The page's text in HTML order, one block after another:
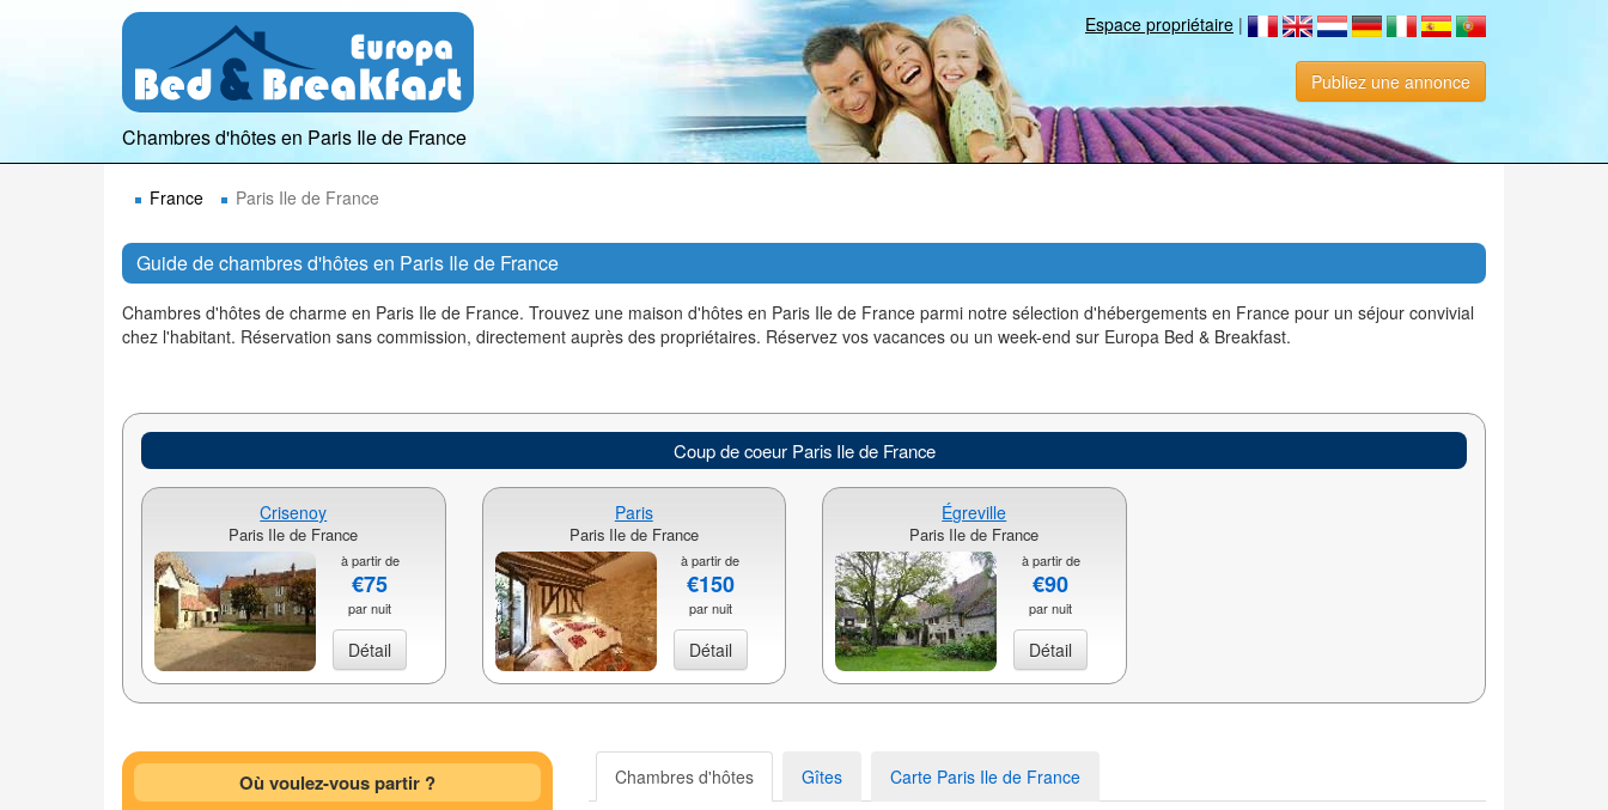
Espace propriétaire |
Publiez une annonce
Chambres d'hôtes en Paris Ile de France
France Paris Ile de France
Guide de chambres d'hôtes en Paris Ile de France
Chambres d'hôtes de charme en Paris Ile de France. Trouvez une maison d'hôtes en Paris Ile de France parmi notre sélection d'hébergements en France pour un séjour convivial
chez l'habitant. Réservation sans commission, directement auprès des propriétaires. Réservez vos vacances ou un week-end sur Europa Bed & Breakfast.
Coup de coeur Paris Ile de France
Crisenoy
Paris Ile de France
à partir de
€75
par nuit
Détail
Paris
Paris Ile de France
à partir de
€150
par nuit
Détail
Égreville
Paris Ile de France
à partir de
€90
par nuit
Détail
Où voulez-vous partir ? Chambres d'hôtes Gîtes Carte Paris Ile de France